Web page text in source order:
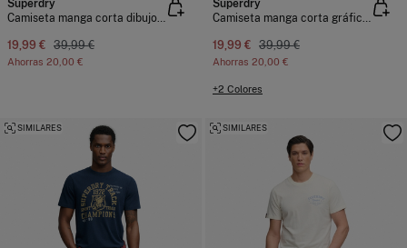
Superdry
Camiseta manga corta dibujo japonés trasero
19,99 € 39,99 €
Ahorras 20,00 €
Superdry
Camiseta manga corta gráfico montañas
19,99 € 39,99 €
Ahorras 20,00 €
+2 Colores
SIMILARES SIMILARES